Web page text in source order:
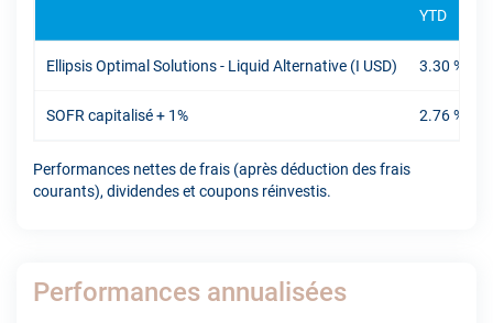
YTD
Ellipsis Optimal Solutions - Liquid Alternative (I USD) 3.30 %
SOFR capitalisé + 1% 2.76 %
Performances nettes de frais (après déduction des frais
courants), dividendes et coupons réinvestis.
Performances annualisées